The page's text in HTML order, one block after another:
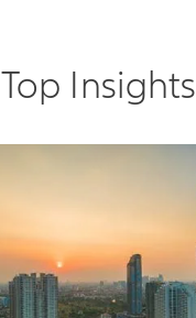
Top Insights